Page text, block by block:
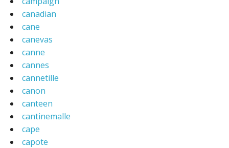
canadian
cane
canevas
canne
cannes
cannetille
canon
canteen
cantinemalle
cape
capote